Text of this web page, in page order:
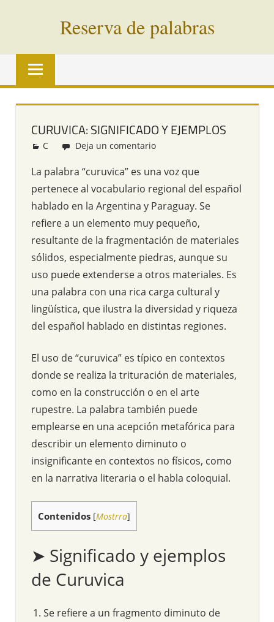
Reserva de palabras
Palabras
vías
todo
mundo
CURUVICA: SIGNIFICADO Y EJEMPLOS
Redacción
C Deja un comentario
La palabra “curuvica” es una voz que
pertenece al vocabulario regional del español
hablado en la Argentina y Paraguay. Se
refiere a un elemento muy pequeño,
resultante de la fragmentación de materiales
sólidos, especialmente piedras, aunque su
uso puede extenderse a otros materiales. Es
una palabra con una rica carga cultural y
lingüística, que ilustra la diversidad y riqueza
del español hablado en distintas regiones.
El uso de “curuvica” es típico en contextos
donde se realiza la trituración de materiales,
como en la construcción o en el arte
rupestre. La palabra también puede
emplearse en una acepción metafórica para
describir un elemento diminuto o
insignificante en contextos no físicos, como
en la narrativa literaria o el habla coloquial.
Contenidos [Mostrra]
➤ Significado y ejemplos
de Curuvica
Se refiere a un fragmento diminuto de